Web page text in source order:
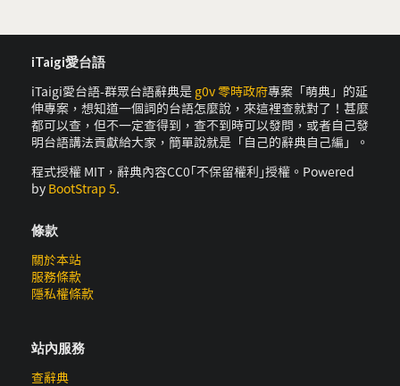
iTaigi愛台語
iTaigi愛台語-群眾台語辭典是 g0v 零時政府專案「萌典」的延
伸專案，想知道一個詞的台語怎麼說，來這裡查就對了！甚麼
都可以查，但不一定查得到，查不到時可以發問，或者自己發
明台語講法貢獻給大家，簡單說就是「自己的辭典自己編」。
程式授權 MIT，辭典內容CC0｢不保留權利｣授權。Powered
by BootStrap 5.
條款
關於本站
服務條款
隱私權條款
站內服務
查辭典